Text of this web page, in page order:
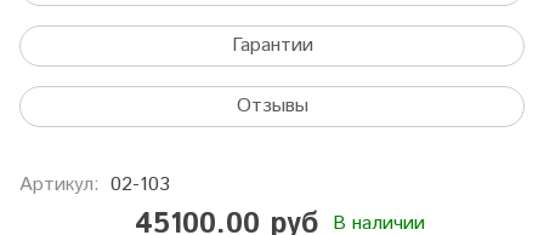
Гарантии
Отзывы
Артикул: 02-103
45100.00 руб В наличии